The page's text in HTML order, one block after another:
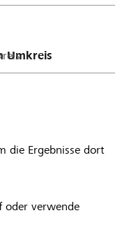
die Ergebnisse dort
oder verwende